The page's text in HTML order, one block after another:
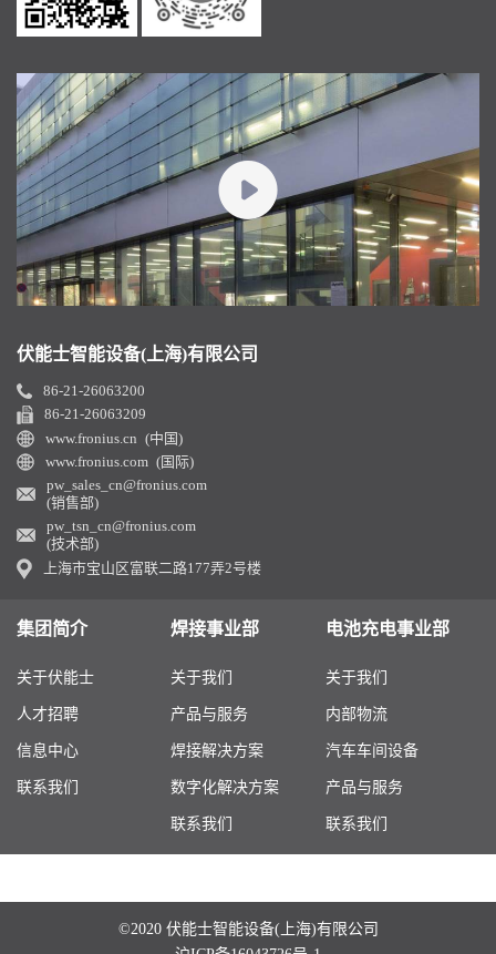
伏能士智能设备(上海)有限公司
86-21-26063200
86-21-26063209
www.fronius.cn (中国)
www.fronius.com (国际)
pw_sales_cn@fronius.com
(销售部)
pw_tsn_cn@fronius.com
(技术部)
上海市宝山区富联二路177弄2号楼
集团简介
关于伏能士
人才招聘
信息中心
联系我们
焊接事业部
关于我们
产品与服务
焊接解决方案
数字化解决方案
联系我们
电池充电事业部
关于我们
内部物流
汽车车间设备
产品与服务
联系我们
©2020 伏能士智能设备(上海)有限公司